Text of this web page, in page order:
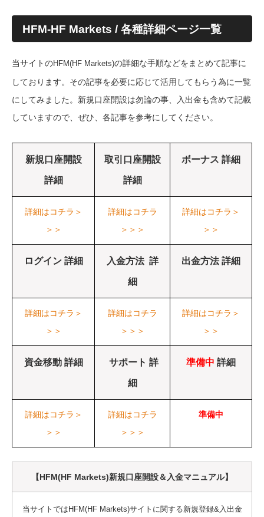
HFM-HF Markets / 各種詳細ページ一覧
当サイトのHFM(HF Markets)の詳細な手順などをまとめて記事に
しております。その記事を必要に応じて活用してもらう為に一覧
にしてみました。新規口座開設は勿論の事、入出金も含めて記載
していますので、ぜひ、各記事を参考にしてください。
新規口座開設
詳細
取引口座開設
詳細
ボーナス 詳細
詳細はコチラ＞
＞＞
詳細はコチラ
＞＞＞
詳細はコチラ＞
＞＞
ログイン 詳細 入金方法 詳
細
出金方法 詳細
詳細はコチラ＞
＞＞
詳細はコチラ
＞＞＞
詳細はコチラ＞
＞＞
資金移動 詳細 サポート 詳
細
準備中 詳細
詳細はコチラ＞
＞＞
詳細はコチラ
＞＞＞
準備中
【HFM(HF Markets)新規口座開設＆入金マニュアル】
当サイトではHFM(HF Markets)サイトに関する新規登録&入出金